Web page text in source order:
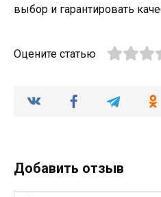
выбор и гарантировать
Оцените статью
Добавить отзыв